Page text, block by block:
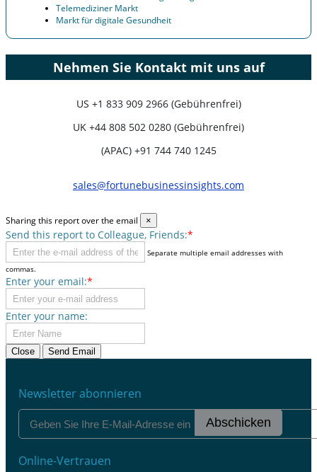
Telemediziner Markt
Markt für digitale Gesundheit
Nehmen Sie Kontakt mit uns auf
US +1 833 909 2966 (Gebührenfrei)
UK +44 808 502 0280 (Gebührenfrei)
(APAC) +91 744 740 1245
sales@fortunebusinessinsights.com
Sharing this report over the email ×
Send this report to Colleague, Friends:*
Separate multiple email addresses with
commas.
Enter your email:*
Enter your name:
Close Send Email
Newsletter abonnieren
Abschicken
Online-Vertrauen